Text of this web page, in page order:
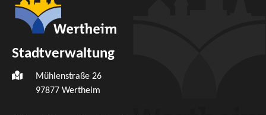
Stadtverwaltung
Mühlenstraße 26
97877 Wertheim